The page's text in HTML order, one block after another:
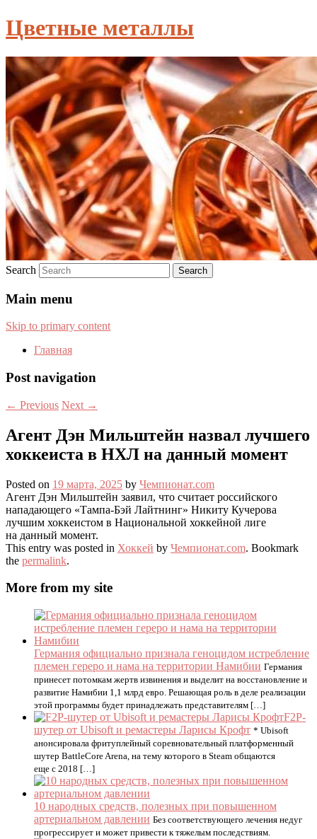
Цветные металлы
Search
Main menu
Skip to primary content
Главная
Post navigation
← Previous Next →
Агент Дэн Мильштейн назвал лучшего
хоккеиста в НХЛ на данный момент
Posted on 19 марта, 2025 by Чемпионат.com
Агент Дэн Мильштейн заявил, что считает российского
нападающего «Тампа-Бэй Лайтнинг» Никиту Кучерова
лучшим хоккеистом в Национальной хоккейной лиге
на данный момент.
This entry was posted in Хоккей by Чемпионат.com. Bookmark
the permalink.
More from my site
Германия официально признала геноцидом истребление
племен гереро и нама на территории Намибии Германия
принесет потомкам жертв извинения и выделит на восстановление и
развитие Намибии 1,1 млрд евро. Решающая роль в деле реализации
этой программы будет принадлежать представителям […]
F2P-
шутер от Ubisoft и ремастеры Ларисы Крофт * Ubisoft
анонсировала фритуплейный соревновательный платформенный
шутер BattleCore Arena, на тему которого в Steam общаются
еще с 2018 […]
10 народных средств, полезных при повышенном
артериальном давлении Без соответствующего лечения недуг
прогрессирует и может привести к тяжелым последствиям.